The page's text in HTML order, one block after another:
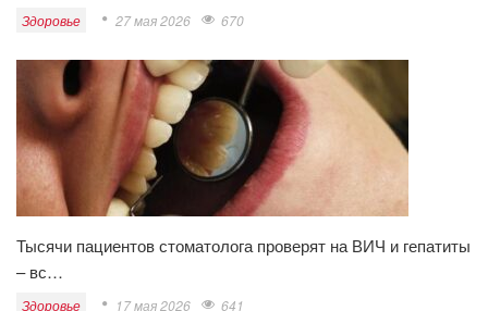
Здоровье 27 мая 2026 670
Тысячи пациентов стоматолога проверят на ВИЧ и гепатиты
– вс…
Здоровье 17 мая 2026 641